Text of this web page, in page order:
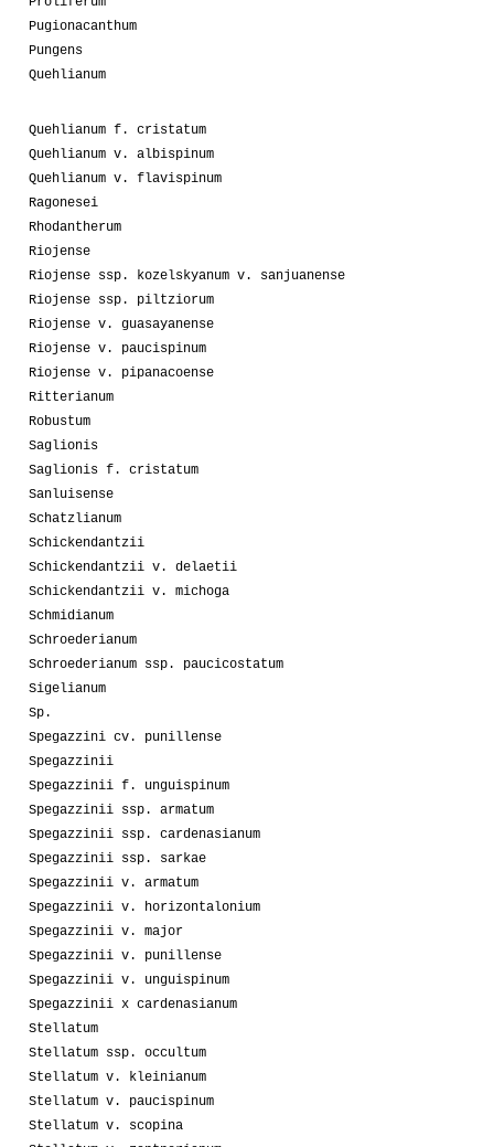
Pugionacanthum
Pungens
Quehlianum
Quehlianum f. cristatum
Quehlianum v. albispinum
Quehlianum v. flavispinum
Ragonesei
Rhodantherum
Riojense
Riojense ssp. kozelskyanum v. sanjuanense
Riojense ssp. piltziorum
Riojense v. guasayanense
Riojense v. paucispinum
Riojense v. pipanacoense
Ritterianum
Robustum
Saglionis
Saglionis f. cristatum
Sanluisense
Schatzlianum
Schickendantzii
Schickendantzii v. delaetii
Schickendantzii v. michoga
Schmidianum
Schroederianum
Schroederianum ssp. paucicostatum
Sigelianum
Sp.
Spegazzini cv. punillense
Spegazzinii
Spegazzinii f. unguispinum
Spegazzinii ssp. armatum
Spegazzinii ssp. cardenasianum
Spegazzinii ssp. sarkae
Spegazzinii v. armatum
Spegazzinii v. horizontalonium
Spegazzinii v. major
Spegazzinii v. punillense
Spegazzinii v. unguispinum
Spegazzinii x cardenasianum
Stellatum
Stellatum ssp. occultum
Stellatum v. kleinianum
Stellatum v. paucispinum
Stellatum v. scopina